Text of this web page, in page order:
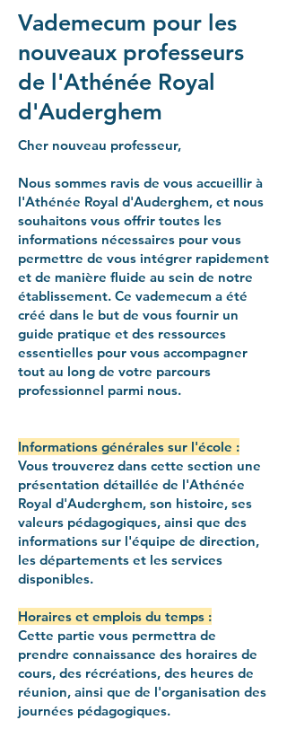
Vademecum pour les
nouveaux professeurs
de l'Athénée Royal
d'Auderghem
Cher nouveau professeur,
Nous sommes ravis de vous accueillir à
l'Athénée Royal d'Auderghem, et nous
souhaitons vous offrir toutes les
informations nécessaires pour vous
permettre de vous intégrer rapidement
et de manière fluide au sein de notre
établissement. Ce vademecum a été
créé dans le but de vous fournir un
guide pratique et des ressources
essentielles pour vous accompagner
tout au long de votre parcours
professionnel parmi nous.
Informations générales sur l'école :
Vous trouverez dans cette section une
présentation détaillée de l'Athénée
Royal d'Auderghem, son histoire, ses
valeurs pédagogiques, ainsi que des
informations sur l'équipe de direction,
les départements et les services
disponibles.
Horaires et emplois du temps :
Cette partie vous permettra de
prendre connaissance des horaires de
cours, des récréations, des heures de
réunion, ainsi que de l'organisation des
journées pédagogiques.